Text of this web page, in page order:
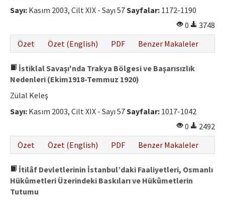
Sayı: Kasım 2003, Cilt XIX - Sayı 57Sayfalar: 1172-1190
0
3748
Özet
Özet (English) PDF Benzer Makaleler
İstiklal Savaşı'nda Trakya Bölgesi ve Başarısızlık
Nedenleri (Ekim1918-Temmuz 1920)
Zülal Keleş
Sayı: Kasım 2003, Cilt XIX - Sayı 57Sayfalar: 1017-1042
0
2492
Özet
Özet (English) PDF Benzer Makaleler
İtilâf Devletlerinin İstanbul’daki Faaliyetleri, Osmanlı
Hükûmetleri Üzerindeki Baskıları ve Hükûmetlerin
Tutumu